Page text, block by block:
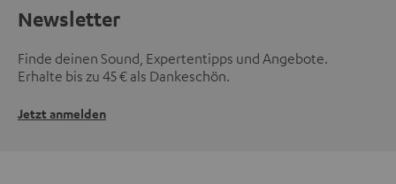
Newsletter
Finde deinen Sound, Expertentipps und Angebote.
Erhalte bis zu 45 € als Dankeschön.
Jetzt anmelden